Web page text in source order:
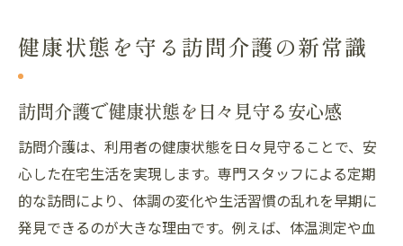
在宅生活を支える訪問介護の最新サポート
訪問介護導入で変わる健康管理のポイント
愛知県名古屋市港区いろは町で安心の訪問介護
を選ぶ理由
訪問介護が地域で選ばれる信頼性の理由
安心して依頼できる訪問介護体制の特徴
健康状態を守る訪問介護の新常識
訪問介護で健康状態を日々見守る安心感
訪問介護は、利用者の健康状態を日々見守ることで、安
心した在宅生活を実現します。専門スタッフによる定期
的な訪問により、体調の変化や生活習慣の乱れを早期に
発見できるのが大きな理由です。例えば、体温測定や血